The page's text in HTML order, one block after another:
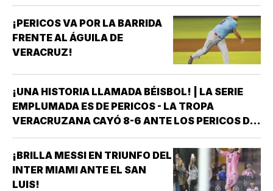
¡PERICOS VA POR LA BARRIDA
FRENTE AL ÁGUILA DE
VERACRUZ!
¡UNA HISTORIA LLAMADA BÉISBOL! | LA SERIE
EMPLUMADA ES DE PERICOS - LA TROPA
VERACRUZANA CAYÓ 8-6 ANTE LOS PERICOS DE
PUEBLA EN EL SEGUNDO JUEGO DE LA ÚLTIMA
SERIE DE LA TEMPORADA REGULAR EN EL
ESTADIO HERMANOS SERDÁN, CON LO QUE LOS
POBLANOS…
¡BRILLA MESSI EN TRIUNFO DEL
INTER MIAMI ANTE EL SAN
LUIS!